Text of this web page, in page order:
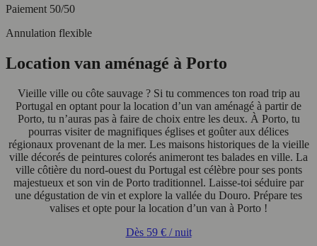
Paiement 50/50
Annulation flexible
Location van aménagé à Porto
Vieille ville ou côte sauvage ? Si tu commences ton road trip au
Portugal en optant pour la location d’un van aménagé à partir de
Porto, tu n’auras pas à faire de choix entre les deux. À Porto, tu
pourras visiter de magnifiques églises et goûter aux délices
régionaux provenant de la mer. Les maisons historiques de la vieille
ville décorés de peintures colorés animeront tes balades en ville. La
ville côtière du nord-ouest du Portugal est célèbre pour ses ponts
majestueux et son vin de Porto traditionnel. Laisse-toi séduire par
une dégustation de vin et explore la vallée du Douro. Prépare tes
valises et opte pour la location d’un van à Porto !
Dès 59 €/ nuit